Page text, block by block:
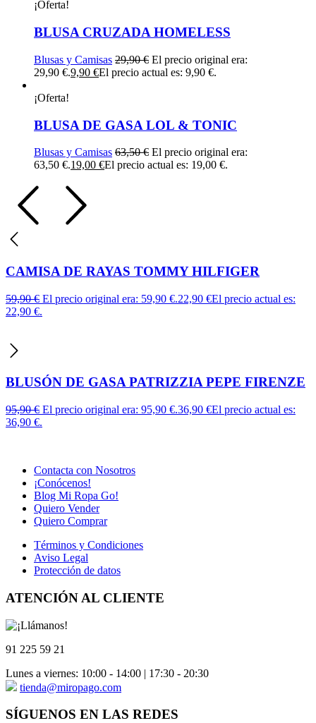
¡Oferta!
BLUSA CRUZADA HOMELESS
Blusas y Camisas 29,90€ El precio original era:
29,90 €.9,90 €El precio actual es: 9,90 €.
¡Oferta!
BLUSA DE GASA LOL & TONIC
Blusas y Camisas 63,50€ El precio original era:
63,50 €.19,00 €El precio actual es: 19,00 €.
CAMISA DE RAYAS TOMMY HILFIGER
59,90€ El precio original era: 59,90 €.22,90 €El precio actual es:
22,90 €.
BLUSÓN DE GASA PATRIZZIA PEPE FIRENZE
95,90€ El precio original era: 95,90 €.36,90 €El precio actual es:
36,90 €.
Contacta con Nosotros
¡Conócenos!
Blog Mi Ropa Go!
Quiero Vender
Quiero Comprar
Términos y Condiciones
Aviso Legal
Protección de datos
ATENCIÓN AL CLIENTE
91 225 59 21
Lunes a viernes: 10:00 - 14:00 | 17:30 - 20:30
tienda@miropago.com
SÍGUENOS EN LAS REDES